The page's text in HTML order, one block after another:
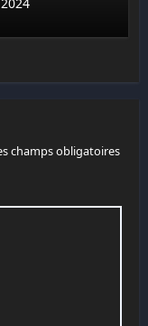
champs obligatoires